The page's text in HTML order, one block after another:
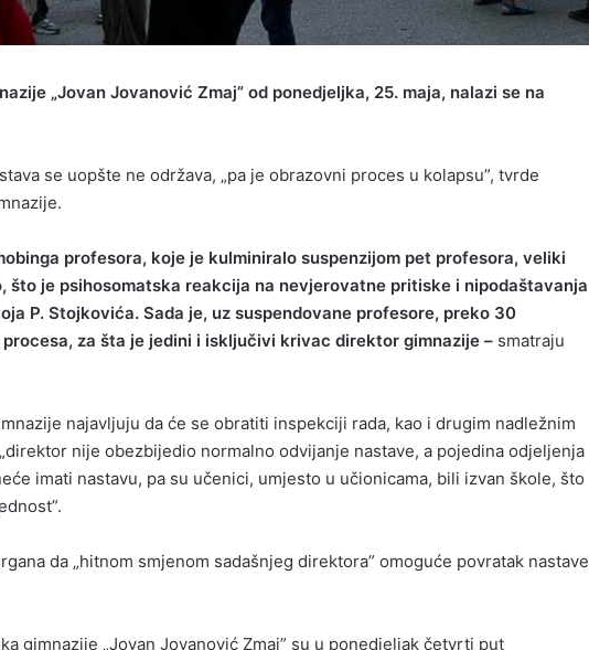
„Jovan Jovanović Zmaj” od ponedjeljka, 25. maja, nalazi se na
se uopšte ne održava, „pa je obrazovni proces u kolapsu”, tvrde
profesora, koje je kulminiralo suspenzijom pet profesora, veliki
što je psihosomatska reakcija na nevjerovatne pritiske i nipodaštavanja
P. Stojkovića. Sada je, uz suspendovane profesore, preko 30
za šta je jedini i isključivi krivac direktor gimnazije – smatraju
najavljuju da će se obratiti inspekciji rada, kao i drugim nadležnim
nije obezbijedio normalno odvijanje nastave, a pojedina odjeljenja
imati nastavu, pa su učenici, umjesto u učionicama, bili izvan škole, što
da „hitnom smjenom sadašnjeg direktora” omoguće povratak nastave
gimnazije „Jovan Jovanović Zmaj” su u ponedjeljak četvrti put